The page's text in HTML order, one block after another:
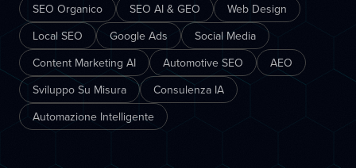
SEO Organico SEO AI & GEO
Web Design
Local SEO
Google Ads
Social Media
Content Marketing AI
Automotive SEO
AEO
Sviluppo Su Misura
Consulenza IA
Automazione Intelligente